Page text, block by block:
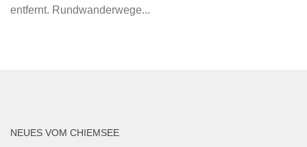
entfernt. Rundwanderwege...
NEUES VOM CHIEMSEE